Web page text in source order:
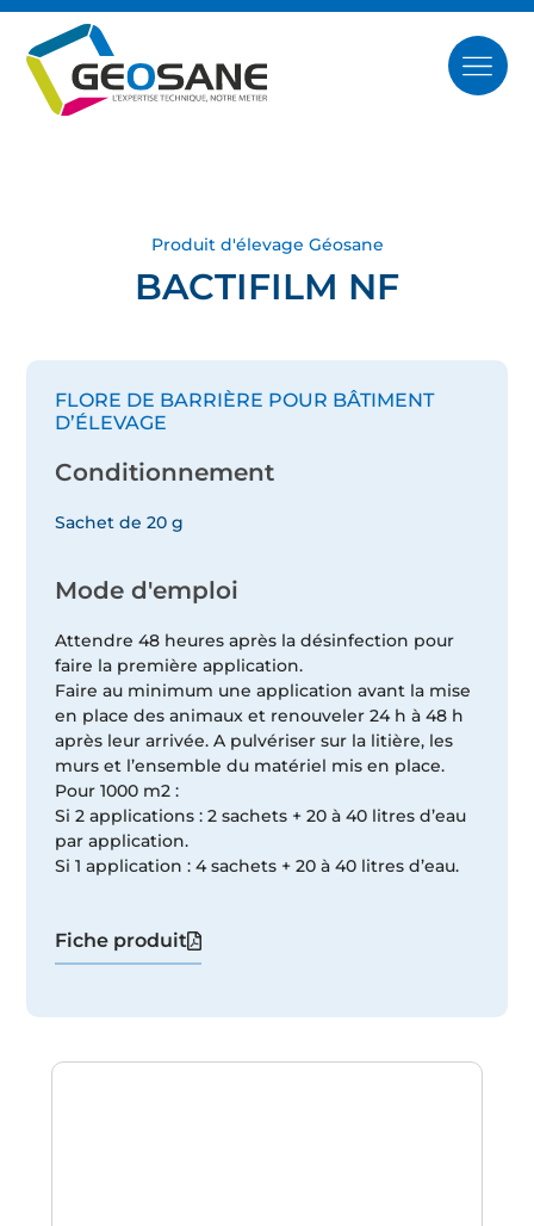
Produit d'élevage Géosane
BACTIFILM NF
FLORE DE BARRIÈRE POUR BÂTIMENT
D’ÉLEVAGE
Conditionnement
Sachet de 20 g
Mode d'emploi
Attendre 48 heures après la désinfection pour
faire la première application.
Faire au minimum une application avant la mise
en place des animaux et renouveler 24 h à 48 h
après leur arrivée. A pulvériser sur la litière, les
murs et l’ensemble du matériel mis en place.
Pour 1000 m2 :
Si 2 applications : 2 sachets + 20 à 40 litres d’eau
par application.
Si 1 application : 4 sachets + 20 à 40 litres d’eau.
Fiche produit